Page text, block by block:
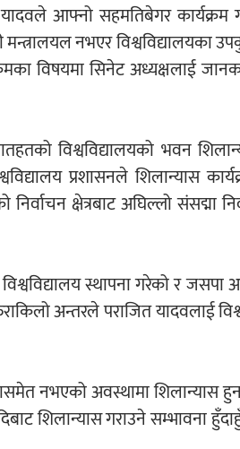
आफ्नो सहमतिबेगर कार्यक्रम
नभएर विश्वविद्यालयका
विषयमा सिनेट अध्यक्षलाई
विश्वविद्यालयको भवन
प्रशासनले शिलान्यास
क्षेत्रबाट अघिल्लो संसद्मा
स्थापना गरेको र
अन्तरले पराजित यादवलाई
नभएको अवस्थामा शिलान्यास
शिलान्यास गराउने सम्भावना